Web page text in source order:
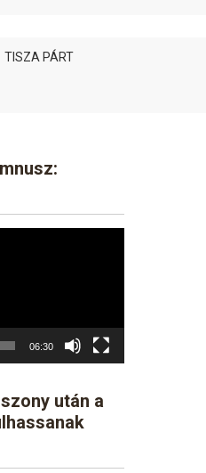
TISZA PÁRT
06:30
után a